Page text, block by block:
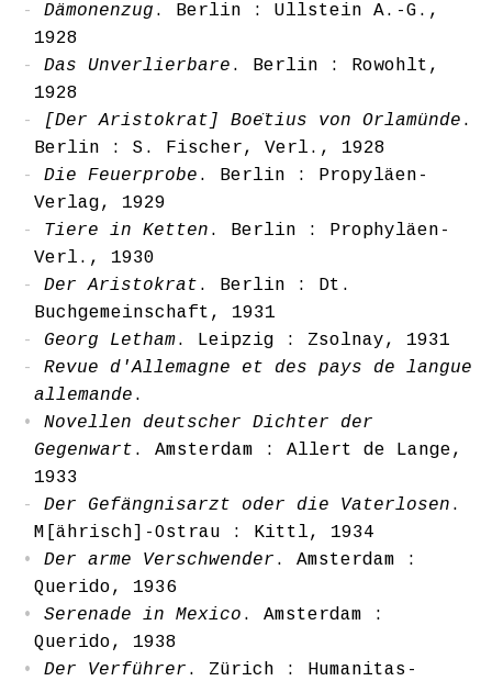
Dämonenzug . Berlin : Ullstein A.-G.,
1928
Das Unverlierbare . Berlin : Rowohlt,
1928
[Der Aristokrat] Boe͏̈tius von Orlamünde .
Berlin : S. Fischer, Verl., 1928
Die Feuerprobe . Berlin : Propyläen-
Verlag, 1929
Tiere in Ketten . Berlin : Prophyläen-
Verl., 1930
Der Aristokrat . Berlin : Dt.
Buchgemeinschaft, 1931
Georg Letham. Leipzig : Zsolnay, 1931
Revue d'Allemagne et des pays de langue
allemande .
Novellen deutscher Dichter der
Gegenwart . Amsterdam : Allert de Lange,
1933
Der Gefängnisarzt oder die Vaterlosen .
M[ährisch]-Ostrau : Kittl, 1934
Der arme Verschwender . Amsterdam :
Querido, 1936
Serenade in Mexico . Amsterdam :
Querido, 1938
Der Verführer . Zürich : Humanitas-